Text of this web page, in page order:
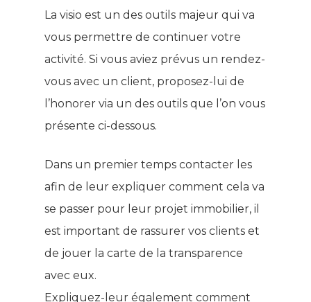
La visio est un des outils majeur qui va
vous permettre de continuer votre
activité. Si vous aviez prévus un rendez-
vous avec un client, proposez-lui de
l’honorer via un des outils que l’on vous
présente ci-dessous.
Dans un premier temps contacter les
afin de leur expliquer comment cela va
se passer pour leur projet immobilier, il
est important de rassurer vos clients et
de jouer la carte de la transparence
avec eux.
Expliquez-leur également comment